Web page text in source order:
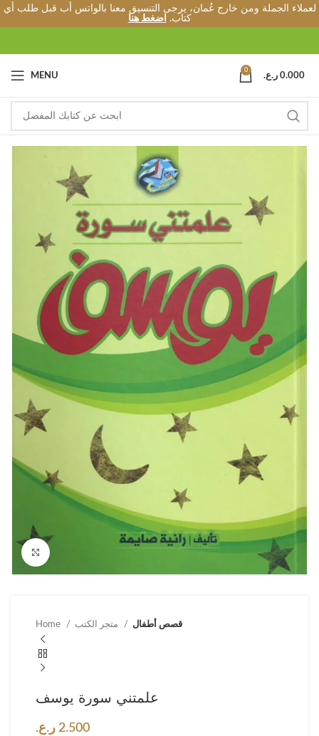
لعملاء الجملة ومن خارج عُمان، يرجى التنسيق معنا بالواتس أب قبل طلب أي
كتاب.
اضغط هنا
MENU
0
0.000 ر.ع.
Home قصص أطفال
علمتني سورة يوسف
2.500 ر.ع.